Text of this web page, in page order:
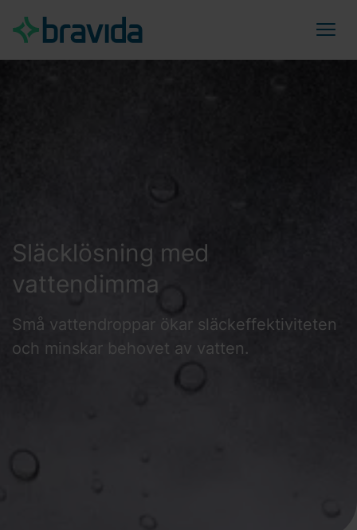
Släcklösning med
vattendimma
Små vattendroppar ökar släckeffektiviteten
och minskar behovet av vatten.